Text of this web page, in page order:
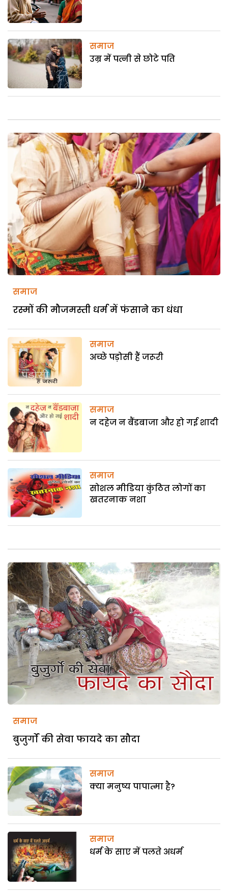
समाज
उम्र में पत्नी से छोटे पति
समाज
रस्मों की मौजमस्ती धर्म में फंसाने का धंधा
समाज
अच्छे पड़ोसी हैं जरूरी
समाज
न दहेज न बैंडबाजा और हो गई शादी
समाज
सोशल मीडिया कुंठित लोगों का
खतरनाक नशा
समाज
बुजुर्गों की सेवा फायदे का सौदा
समाज
क्या मनुष्य पापात्मा है?
समाज
धर्म के साए में पलते अधर्म